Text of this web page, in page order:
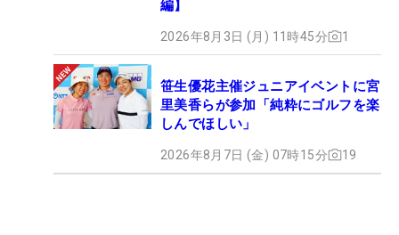
編】
2026年8月3日 (月) 11時45分 1
笹生優花主催ジュニアイベントに宮
里美香らが参加「純粋にゴルフを楽
しんでほしい」
2026年8月7日 (金) 07時15分 19